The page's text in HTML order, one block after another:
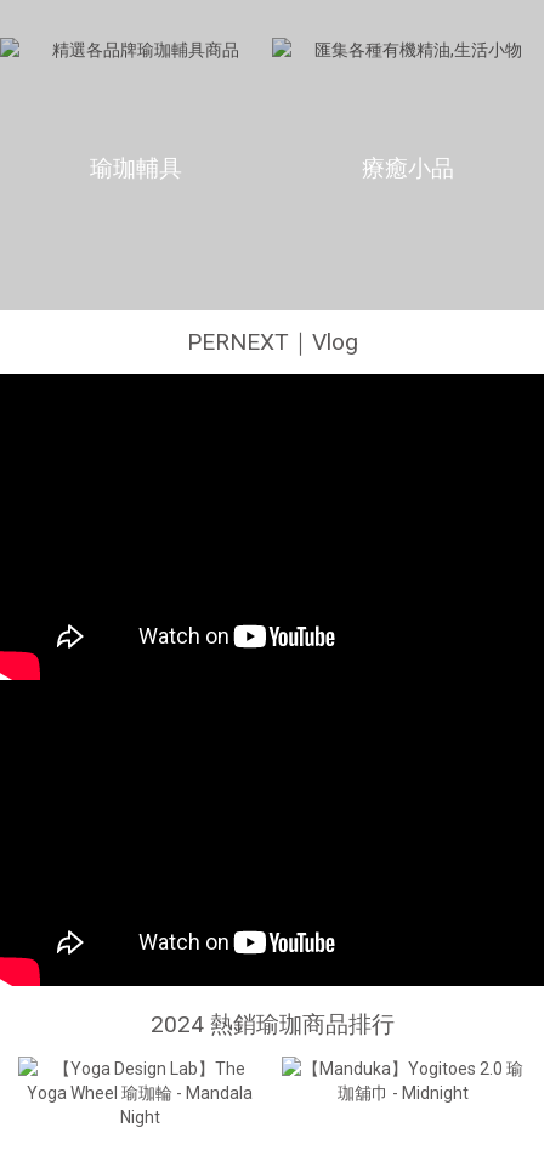
瑜珈輔具 療癒小品
PERNEXT｜Vlog
2024 熱銷瑜珈商品排行